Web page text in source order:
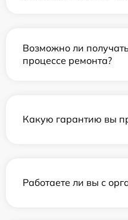
Возможно ли
процессе ремонта?
Какую гарантию вы
Работаете ли вы с